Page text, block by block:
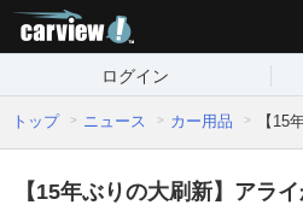
ログイン
トップ ニュース カー用品 【15
【15年ぶりの大刷新】アラ